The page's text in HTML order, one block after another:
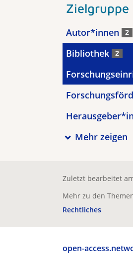
Zielgruppe
Autor*innen 2
Bibliothek 2
Mehr zeigen
Zuletzt bearbeitet
Mehr zu den
Rechtliches
open-